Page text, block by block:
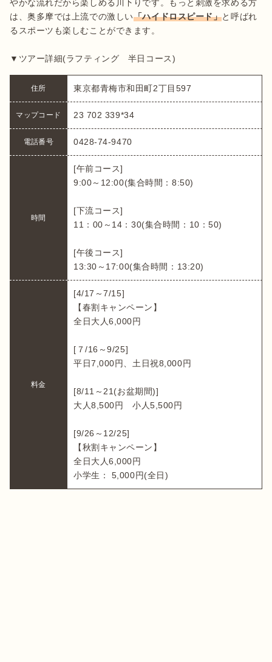
やかな流れだから楽しめる川下りです。もっと刺激を求める方
は、奥多摩では上流での激しい「ハイドロスピード」と呼ばれ
るスポーツも楽しむことができます。
▼ツアー詳細(ラフティング　半日コース)
住所 東京都青梅市和田町2丁目597
マップコード 23 702 339*34
電話番号 0428-74-9470
時間
[午前コース]
9:00～12:00(集合時間：8:50)
[下流コース]
11：00～14：30(集合時間：10：50)
[午後コース]
13:30～17:00(集合時間：13:20)
料金
[4/17～7/15]
【春割キャンペーン】
全日大人6,000円
[７/16～9/25]
平日7,000円、土日祝8,000円
[8/11～21(お盆期間)]
大人8,500円　小人5,500円
[9/26～12/25]
【秋割キャンペーン】
全日大人6,000円
小学生： 5,000円(全日)